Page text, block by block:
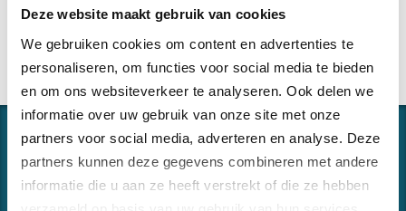
Deze website maakt gebruik van cookies
We gebruiken cookies om content en advertenties te
personaliseren, om functies voor social media te bieden
en om ons websiteverkeer te analyseren. Ook delen we
informatie over uw gebruik van onze site met onze
partners voor social media, adverteren en analyse. Deze
partners kunnen deze gegevens combineren met andere
informatie die u aan ze heeft verstrekt of die ze hebben